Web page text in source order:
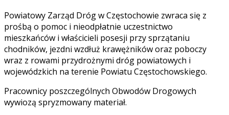
Powiatowy Zarząd Dróg w Częstochowie zwraca się z
prośbą o pomoc i nieodpłatnie uczestnictwo
mieszkańców i właścicieli posesji przy sprzątaniu
chodników, jezdni wzdłuż krawężników oraz poboczy
wraz z rowami przydrożnymi dróg powiatowych i
wojewódzkich na terenie Powiatu Częstochowskiego.
Pracownicy poszczególnych Obwodów Drogowych
wywiozą spryzmowany materiał.